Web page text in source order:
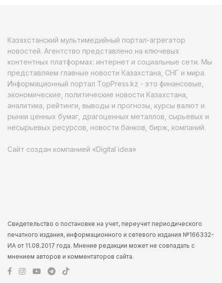
Казахстанский мультимедийный портал-агрегатор
новостей. Агентство представлено на ключевых
контентных платформах: интернет и социальные сети. Мы
представляем главные новости Казахстана, СНГ и мира.
Информационный портал TopPress.kz - это финансовые,
экономические, политические новости Казахстана,
аналитика, рейтинги, выводы и прогнозы, курсы валют и
рынки ценных бумаг, драгоценных металлов, сырьевых и
несырьевых ресурсов, новости банков, бирж, компаний.
Сайт создан компанией «Digital idea»
Свидетельство о постановке на учет, переучет периодического
печатного издания, информационного и сетевого издания №166332-
ИА от 11.08.2017 года. Мнение редакции может не совпадать с
мнением авторов и комментаторов сайта.